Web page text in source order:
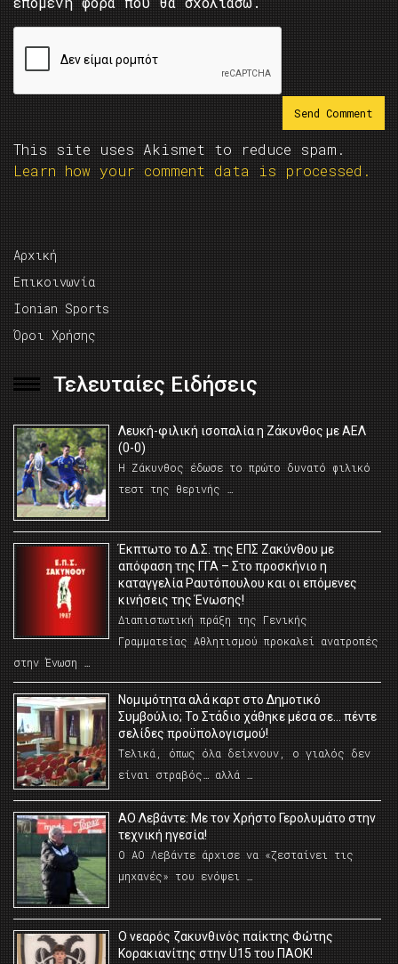
This site uses Akismet to reduce spam.
Learn how your comment data is processed.
Αρχική
Επικοινωνία
Ionian Sports
Όροι Χρήσης
Τελευταίες Ειδήσεις
Λευκή-φιλική ισοπαλία η Ζάκυνθος με ΑΕΛ
(0-0)
Η Ζάκυνθος έδωσε το πρώτο δυνατό φιλικό
τεστ της θερινής …
Έκπτωτο το Δ.Σ. της ΕΠΣ Ζακύνθου με
απόφαση της ΓΓΑ – Στο προσκήνιο η
καταγγελία Ραυτόπουλου και οι επόμενες
κινήσεις της Ένωσης!
Διαπιστωτική πράξη της Γενικής
Γραμματείας Αθλητισμού προκαλεί ανατροπές
στην Ένωση …
Νομιμότητα αλά καρτ στο Δημοτικό
Συμβούλιο; Το Στάδιο χάθηκε μέσα σε… πέντε
σελίδες προϋπολογισμού!
Τελικά, όπως όλα δείχνουν, ο γιαλός δεν
είναι στραβός… αλλά …
ΑΟ Λεβάντε: Με τον Χρήστο Γερολυμάτο στην
τεχνική ηγεσία!
Ο ΑΟ Λεβάντε άρχισε να «ζεσταίνει τις
μηχανές» του ενόψει …
O νεαρός ζακυνθινός παίκτης Φώτης
Κορακιανίτης στην U15 του ΠΑΟΚ!